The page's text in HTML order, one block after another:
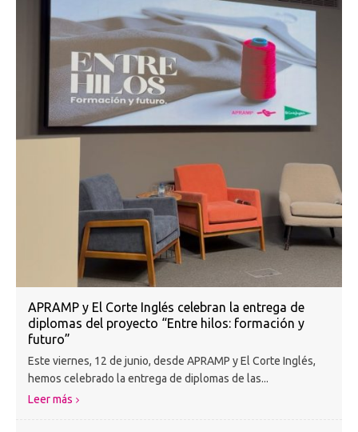
APRAMP y El Corte Inglés celebran la entrega de
diplomas del proyecto “Entre hilos: formación y
futuro”
Este viernes, 12 de junio, desde APRAMP y El Corte Inglés,
hemos celebrado la entrega de diplomas de las...
Leer más